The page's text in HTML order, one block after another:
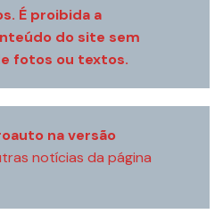
É proibida a
do site sem
fotos ou textos.
na versão
notícias da página